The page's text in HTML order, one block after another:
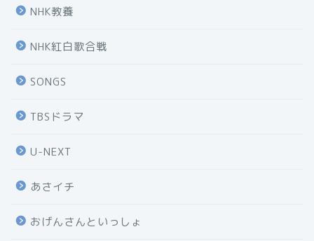
NHK教養
NHK紅白歌合戦
SONGS
TBSドラマ
U-NEXT
あさイチ
おげんさんといっしょ